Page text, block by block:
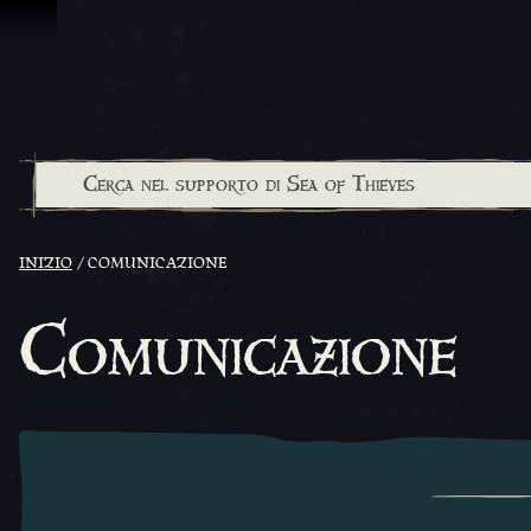
INIZIO COMUNICAZIONE
Comunicazione